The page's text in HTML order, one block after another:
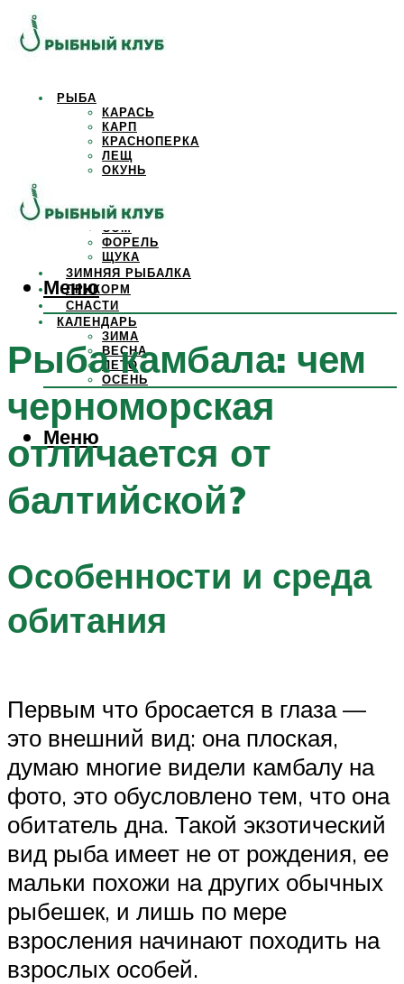
РЫБА
КАРАСЬ
КАРП
КРАСНОПЕРКА
ЛЕЩ
ОКУНЬ
САЗАН
СОМ
ФОРЕЛЬ
ЩУКА
ЗИМНЯЯ РЫБАЛКА
ПРИКОРМ
СНАСТИ
КАЛЕНДАРЬ
ЗИМА
ВЕСНА
ЛЕТО
ОСЕНЬ
Меню
Меню
Рыба камбала: чем
черноморская
отличается от
балтийской?
Особенности и среда
обитания
Первым что бросается в глаза —
это внешний вид: она плоская,
думаю многие видели камбалу на
фото, это обусловлено тем, что она
обитатель дна. Такой экзотический
вид рыба имеет не от рождения, ее
мальки похожи на других обычных
рыбешек, и лишь по мере
взросления начинают походить на
взрослых особей.